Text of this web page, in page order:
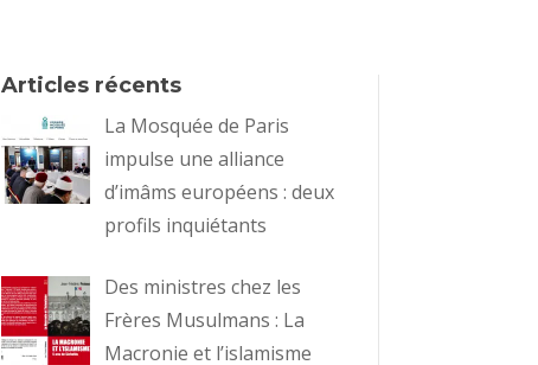
Articles récents
La Mosquée de Paris
impulse une alliance
d’imâms européens : deux
profils inquiétants
Des ministres chez les
Frères Musulmans : La
Macronie et l’islamisme